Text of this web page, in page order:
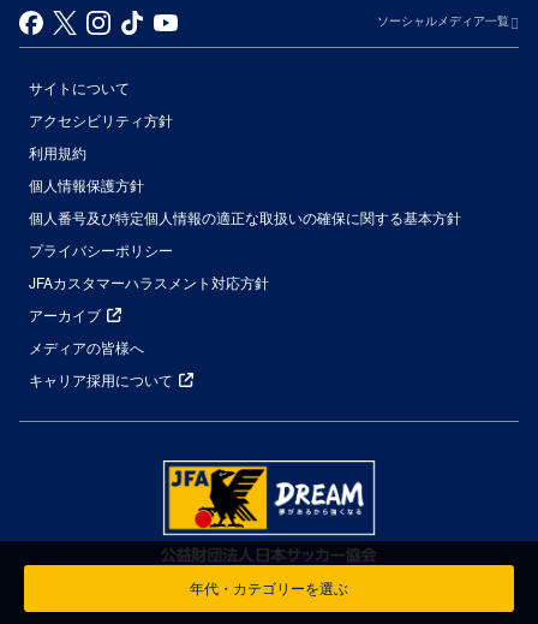
ソーシャルメディア一覧
サイトについて
アクセシビリティ方針
利用規約
個人情報保護方針
個人番号及び特定個人情報の適正な取扱いの確保に関する基本方針
プライバシーポリシー
JFAカスタマーハラスメント対応方針
アーカイブ
メディアの皆様へ
キャリア採用について
© Japan Football Association All Rights Reserved.
年代・カテゴリーを選ぶ